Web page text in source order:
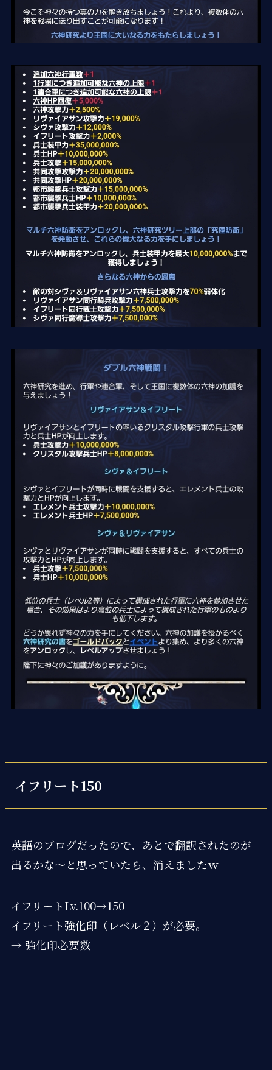
イフリート150
英語のブログだったので、あとで翻訳されたのが
出るかな～と思っていたら、消えましたｗ
イフリートLv.100→150
イフリート強化印（レベル２）が必要。
→ 強化印必要数